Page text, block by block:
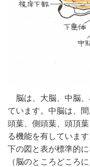
脳は、大脳、中脳、
ています。中脳は、
頭葉、側頭葉、頭頂
る機能を有してい
下の図と表が標準的
（脳のところどころ